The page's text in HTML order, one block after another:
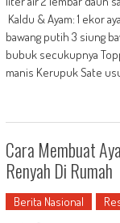
Kaldu & Ayam: 1 ekor
bawang putih 3 siung
bubuk secukupnya
manis Kerupuk Sate
Cara Membuat
Renyah Di Rumah
Berita Nasional